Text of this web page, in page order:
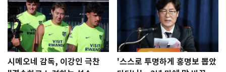
시메오네 감독, 이강인 극찬
'스스로 투명하게 홍명보 뽑았